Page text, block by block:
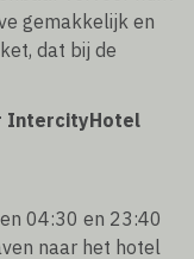
gemakkelijk en
dat bij de
IntercityHotel
04:30 en 23:40
naar het hotel